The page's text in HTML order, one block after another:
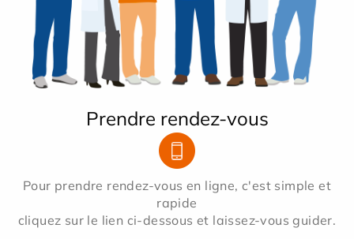
Prendre rendez-vous
Pour prendre rendez-vous en ligne, c'est simple et
rapide
cliquez sur le lien ci-dessous et laissez-vous guider.